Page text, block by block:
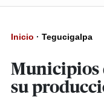
Inicio · Tegucigalpa
Municipios
su